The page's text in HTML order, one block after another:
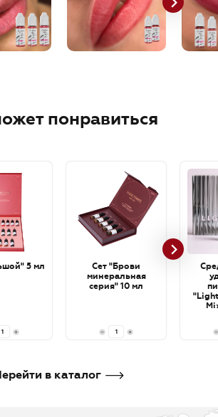
понравиться
5 мл
Сет "Брови
минеральная
серия" 10 мл
в каталог